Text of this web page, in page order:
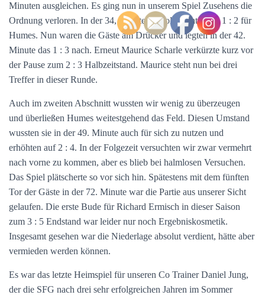
Minuten ausgleichen. Es ging nun in unserem Spiel Zusehens die
Ordnung verloren. In der 34, Minute fiel folgerichtig das 1 : 2 für
Humes. Nun waren die Gäste am Drücker und legten in der 42.
Minute das 1 : 3 nach. Erneut Maurice Scharle verkürzte kurz vor
der Pause zum 2 : 3 Halbzeitstand. Maurice steht nun bei drei
Treffer in dieser Runde.
Auch im zweiten Abschnitt wussten wir wenig zu überzeugen
und überließen Humes weitestgehend das Feld. Diesen Umstand
wussten sie in der 49. Minute auch für sich zu nutzen und
erhöhten auf 2 : 4. In der Folgezeit versuchten wir zwar vermehrt
nach vorne zu kommen, aber es blieb bei halmlosen Versuchen.
Das Spiel plätscherte so vor sich hin. Spätestens mit dem fünften
Tor der Gäste in der 72. Minute war die Partie aus unserer Sicht
gelaufen. Die erste Bude für Richard Ermisch in dieser Saison
zum 3 : 5 Endstand war leider nur noch Ergebniskosmetik.
Insgesamt gesehen war die Niederlage absolut verdient, hätte aber
vermieden werden können.
Es war das letzte Heimspiel für unseren Co Trainer Daniel Jung,
der die SFG nach drei sehr erfolgreichen Jahren im Sommer